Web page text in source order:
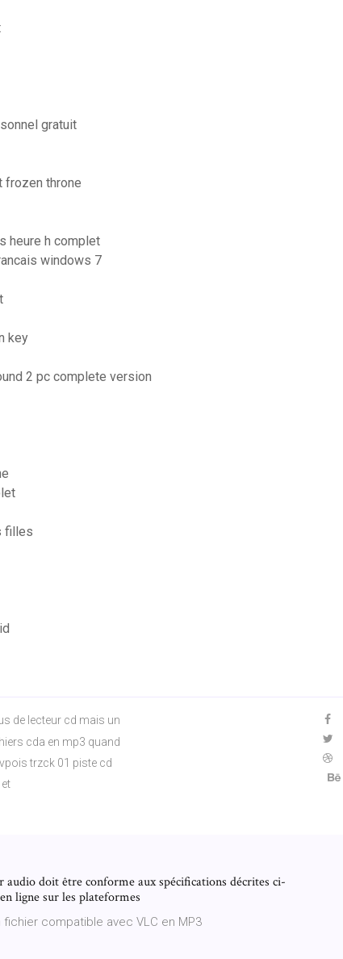
gratuit
frozen throne
heure h complet
windows 7
key
2 pc complete version
filles
de lecteur cd mais un
cda en mp3 quand
trzck 01 piste cd
doit être conforme aux spécifications décrites ci-
ligne sur les plateformes
compatible avec VLC en MP3